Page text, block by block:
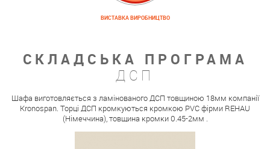
ВИСТАВКА ВИРОБНИЦТВО
СКЛАДСЬКА ПРОГРАМА
ДСП
Шафа виготовляється з ламінованого ДСП товщиною 18мм компанії
Kronospan. Торці ДСП кромкуються кромкою PVC фірми REHAU
(Німеччина), товщина кромки 0.45-2мм .